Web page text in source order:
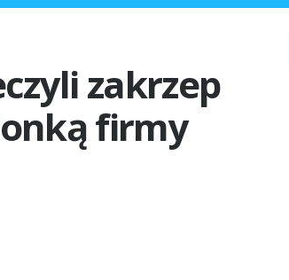
zakrzep
firmy